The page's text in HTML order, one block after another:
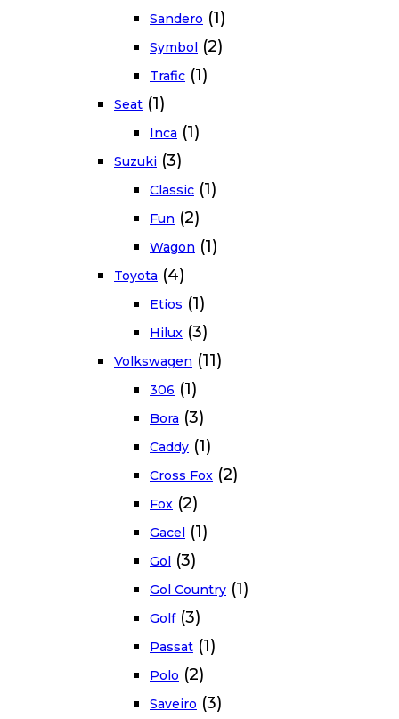
Sandero (1)
Symbol (2)
Trafic (1)
Seat (1)
Inca (1)
Suzuki (3)
Classic (1)
Fun (2)
Wagon (1)
Toyota (4)
Etios (1)
Hilux (3)
Volkswagen (11)
306 (1)
Bora (3)
Caddy (1)
Cross Fox (2)
Fox (2)
Gacel (1)
Gol (3)
Gol Country (1)
Golf (3)
Passat (1)
Polo (2)
Saveiro (3)